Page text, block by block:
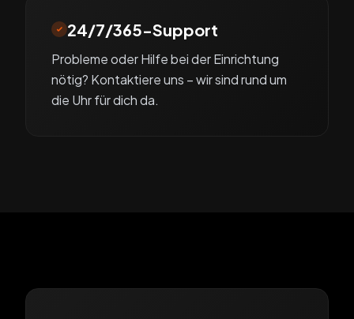
24/7/365-Support
Probleme oder Hilfe bei der Einrichtung
nötig? Kontaktiere uns – wir sind rund um
die Uhr für dich da.